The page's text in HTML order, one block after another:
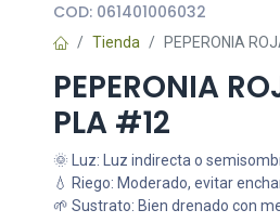
COD: 061401006032
Tienda PEPERONIA
PEPERONIA
PLA #12
🌞 Luz: Luz indirecta o
💧 Riego: Moderado, evitar
🌱 Sustrato: Bien drenado con